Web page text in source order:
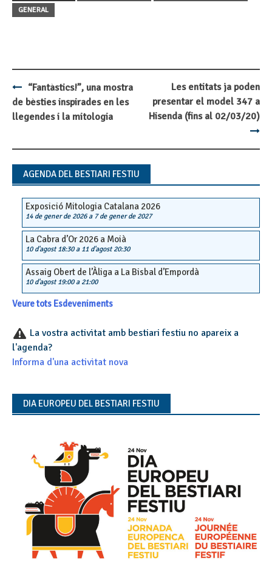
GENERAL
Post
navigation
“Fantàstics!”, una mostra
de bèsties inspirades en les
llegendes i la mitologia
Les entitats ja poden
presentar el model 347 a
Hisenda (fins al 02/03/20)
AGENDA DEL BESTIARI FESTIU
Exposició Mitologia Catalana 2026
14 de gener de 2026a 7 de gener de 2027
La Cabra d’Or 2026 a Moià
10 d'agost 18:30a 11 d'agost 20:30
Assaig Obert de l’Àliga a La Bisbal d’Empordà
10 d'agost 19:00a 21:00
Veure tots Esdeveniments
La vostra activitat amb bestiari festiu no apareix a
l'agenda?
Informa d'una activitat nova
DIA EUROPEU DEL BESTIARI FESTIU